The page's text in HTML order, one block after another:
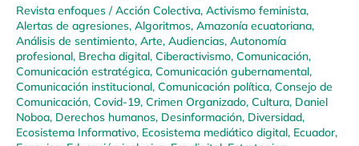
Revista enfoques /Acción Colectiva, Activismo feminista,
Alertas de agresiones, Algoritmos, Amazonía ecuatoriana,
Análisis de sentimiento, Arte, Audiencias, Autonomía
profesional, Brecha digital, Ciberactivismo, Comunicación,
Comunicación estratégica, Comunicación gubernamental,
Comunicación institucional, Comunicación política, Consejo de
Comunicación, Covid-19, Crimen Organizado, Cultura, Daniel
Noboa, Derechos humanos, Desinformación, Diversidad,
Ecosistema Informativo, Ecosistema mediático digital, Ecuador,